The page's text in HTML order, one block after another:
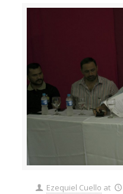
Ezequiel Cuello at